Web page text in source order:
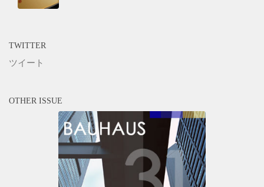
TWITTER
ツイート
OTHER ISSUE